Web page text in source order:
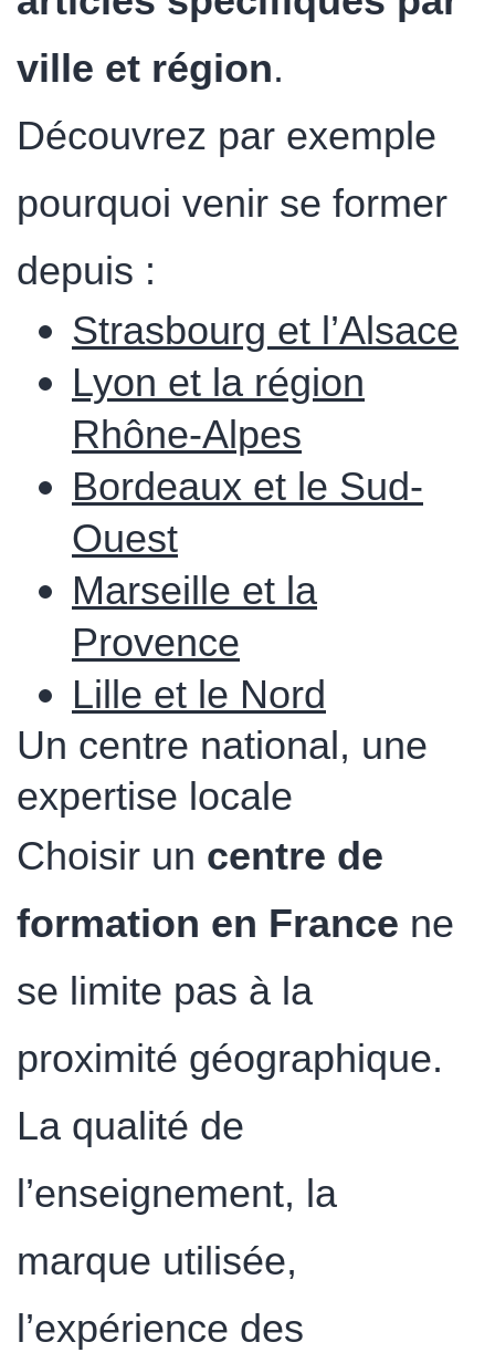
ville et région.
Découvrez par exemple
pourquoi venir se former
depuis :
Strasbourg et l’Alsace
Lyon et la région
Rhône-Alpes
Bordeaux et le Sud-
Ouest
Marseille et la
Provence
Lille et le Nord
Un centre national, une
expertise locale
Choisir un centre de
formation en France ne
se limite pas à la
proximité géographique.
La qualité de
l’enseignement, la
marque utilisée,
l’expérience des